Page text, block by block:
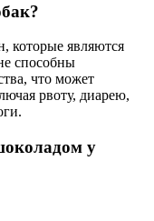
которые являются
способны
что может
рвоту, диарею,
у